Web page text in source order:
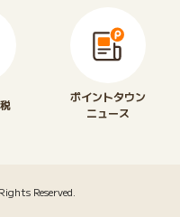
ポイントタウン
ニュース
Reserved.